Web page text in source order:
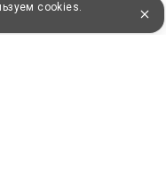
cookies.